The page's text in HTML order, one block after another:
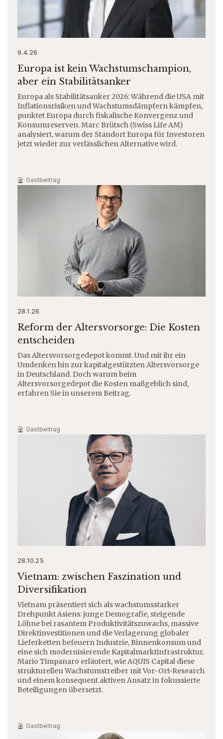
9.4.26
Europa ist kein Wachstumschampion,
aber ein Stabilitätsanker
Europa als Stabilitätsanker 2026: Während die USA mit
Inflationsrisiken und Wachstumsdämpfern kämpfen,
punktet Europa durch fiskalische Konvergenz und
Konsumreserven. Marc Brütsch (Swiss Life AM)
analysiert, warum der Standort Europa für Investoren
jetzt wieder zur verlässlichen Alternative wird.
Gastbeitrag
28.1.26
Reform der Altersvorsorge: Die Kosten
entscheiden
Das Altersvorsorgedepot kommt. Und mit ihr ein
Umdenken hin zur kapitalgestützten Altersvorsorge
in Deutschland. Doch warum beim
Altersvorsorgedepot die Kosten maßgeblich sind,
erfahren Sie in unserem Beitrag.
Gastbeitrag
28.10.25
Vietnam: zwischen Faszination und
Diversifikation
Vietnam präsentiert sich als wachstumsstarker
Drehpunkt Asiens: junge Demografie, steigende
Löhne bei rasantem Produktivitätszuwachs, massive
Direktinvestitionen und die Verlagerung globaler
Lieferketten befeuern Industrie, Binnenkonsum und
eine sich modernisierende Kapitalmarktinfrastruktur.
Mario Timpanaro erläutert, wie AQUIS Capital diese
strukturellen Wachstumstreiber mit Vor-Ort-Research
und einem konsequent aktiven Ansatz in fokussierte
Beteiligungen übersetzt.
Gastbeitrag